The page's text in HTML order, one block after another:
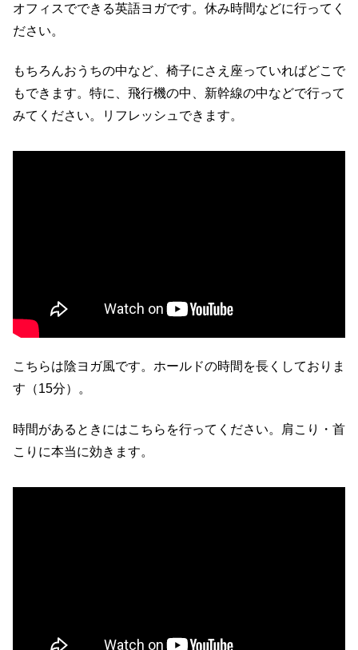
オフィスでできる英語ヨガです。休み時間などに行ってく
ださい。
もちろんおうちの中など、椅子にさえ座っていればどこで
もできます。特に、飛行機の中、新幹線の中などで行って
みてください。リフレッシュできます。
こちらは陰ヨガ風です。ホールドの時間を長くしておりま
す（15分）。
時間があるときにはこちらを行ってください。肩こり・首
こりに本当に効きます。